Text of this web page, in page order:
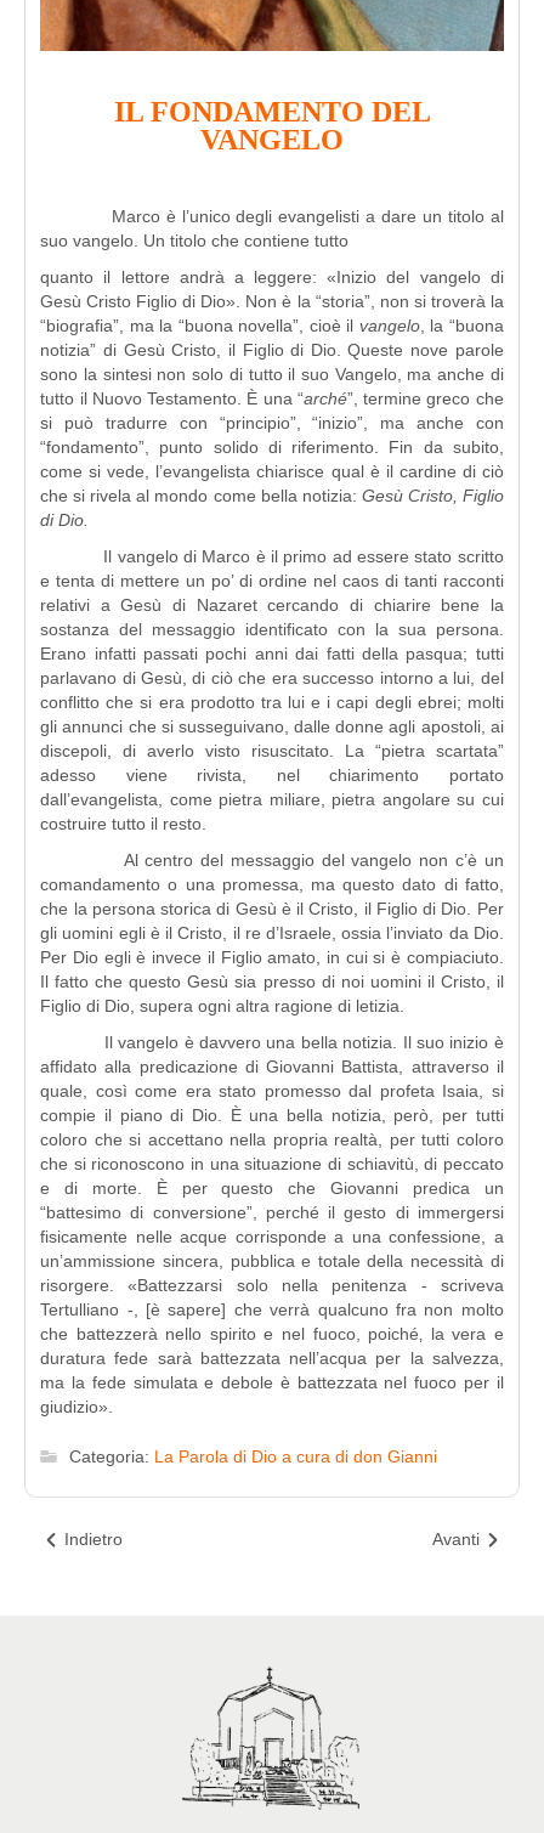
IL FONDAMENTO DEL
VANGELO
Marco è l’unico degli evangelisti a dare un titolo al
suo vangelo. Un titolo che contiene tutto
quanto il lettore andrà a leggere: «Inizio del vangelo di
Gesù Cristo Figlio di Dio». Non è la “storia”, non si troverà la
“biografia”, ma la “buona novella”, cioè il vangelo, la “buona
notizia” di Gesù Cristo, il Figlio di Dio. Queste nove parole
sono la sintesi non solo di tutto il suo Vangelo, ma anche di
tutto il Nuovo Testamento. È una “arché”, termine greco che
si può tradurre con “principio”, “inizio”, ma anche con
“fondamento”, punto solido di riferimento. Fin da subito,
come si vede, l’evangelista chiarisce qual è il cardine di ciò
che si rivela al mondo come bella notizia: Gesù Cristo, Figlio
di Dio.
Il vangelo di Marco è il primo ad essere stato scritto
e tenta di mettere un po’ di ordine nel caos di tanti racconti
relativi a Gesù di Nazaret cercando di chiarire bene la
sostanza del messaggio identificato con la sua persona.
Erano infatti passati pochi anni dai fatti della pasqua; tutti
parlavano di Gesù, di ciò che era successo intorno a lui, del
conflitto che si era prodotto tra lui e i capi degli ebrei; molti
gli annunci che si susseguivano, dalle donne agli apostoli, ai
discepoli, di averlo visto risuscitato. La “pietra scartata”
adesso viene rivista, nel chiarimento portato
dall’evangelista, come pietra miliare, pietra angolare su cui
costruire tutto il resto.
Al centro del messaggio del vangelo non c’è un
comandamento o una promessa, ma questo dato di fatto,
che la persona storica di Gesù è il Cristo, il Figlio di Dio. Per
gli uomini egli è il Cristo, il re d’Israele, ossia l’inviato da Dio.
Per Dio egli è invece il Figlio amato, in cui si è compiaciuto.
Il fatto che questo Gesù sia presso di noi uomini il Cristo, il
Figlio di Dio, supera ogni altra ragione di letizia.
Il vangelo è davvero una bella notizia. Il suo inizio è
affidato alla predicazione di Giovanni Battista, attraverso il
quale, così come era stato promesso dal profeta Isaia, si
compie il piano di Dio. È una bella notizia, però, per tutti
coloro che si accettano nella propria realtà, per tutti coloro
che si riconoscono in una situazione di schiavitù, di peccato
e di morte. È per questo che Giovanni predica un
“battesimo di conversione”, perché il gesto di immergersi
fisicamente nelle acque corrisponde a una confessione, a
un’ammissione sincera, pubblica e totale della necessità di
risorgere. «Battezzarsi solo nella penitenza - scriveva
Tertulliano -, [è sapere] che verrà qualcuno fra non molto
che battezzerà nello spirito e nel fuoco, poiché‚ la vera e
duratura fede sarà battezzata nell’acqua per la salvezza,
ma la fede simulata e debole è battezzata nel fuoco per il
giudizio».
Categoria: La Parola di Dio a cura di don Gianni
Indietro Avanti